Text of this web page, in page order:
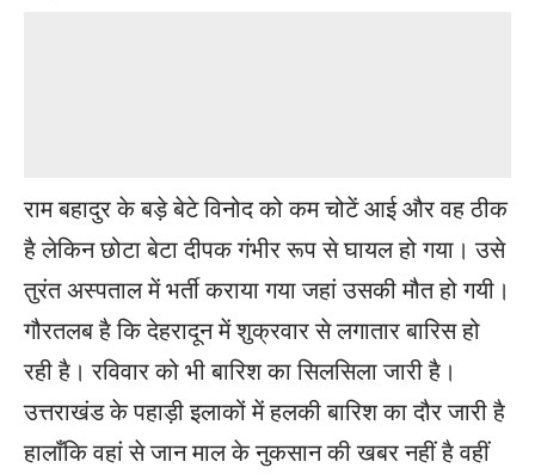
राम बहादुर के बड़े बेटे विनोद को कम चोटें आई और वह ठीक
है लेकिन छोटा बेटा दीपक गंभीर रूप से घायल हो गया। उसे
तुरंत अस्पताल में भर्ती कराया गया जहां उसकी मौत हो गयी।
गौरतलब है कि देहरादून में शुक्रवार से लगातार बारिस हो
रही है। रविवार को भी बारिश का सिलसिला जारी है।
उत्तराखंड के पहाड़ी इलाकों में हलकी बारिश का दौर जारी है
हालाँकि वहां से जान माल के नुकसान की खबर नहीं है वहीं